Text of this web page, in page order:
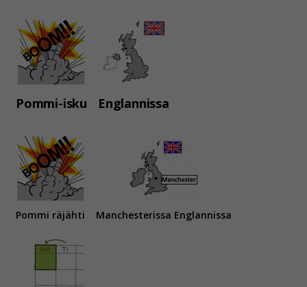
Pommi-isku Englannissa
Pommi räjähti Manchesterissa Englannissa